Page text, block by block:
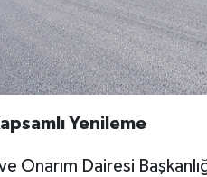
Yenileme
ve Onarım Dairesi